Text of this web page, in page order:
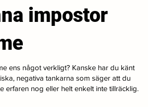
impostor
ens något verkligt? Kanske har du känt
negativa tankarna som säger att du
erfaren nog eller helt enkelt inte tillräcklig.